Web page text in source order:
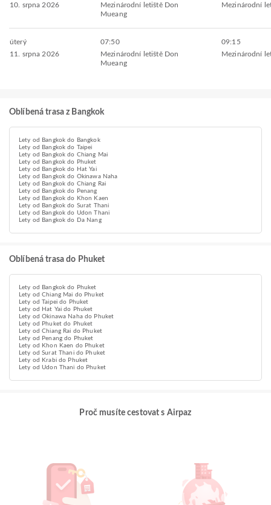
10. srpna 2026
Mezinárodní letiště Don
Mueang
Mezinárodní
úterý
11. srpna 2026
07:50
Mezinárodní letiště Don
Mueang
09:15
Mezinárodní
Oblíbená trasa z Bangkok
Lety od Bangkok do Bangkok
Lety od Bangkok do Taipei
Lety od Bangkok do Chiang Mai
Lety od Bangkok do Phuket
Lety od Bangkok do Hat Yai
Lety od Bangkok do Okinawa Naha
Lety od Bangkok do Chiang Rai
Lety od Bangkok do Penang
Lety od Bangkok do Khon Kaen
Lety od Bangkok do Surat Thani
Lety od Bangkok do Udon Thani
Lety od Bangkok do Da Nang
Oblíbená trasa do Phuket
Lety od Bangkok do Phuket
Lety od Chiang Mai do Phuket
Lety od Taipei do Phuket
Lety od Hat Yai do Phuket
Lety od Okinawa Naha do Phuket
Lety od Phuket do Phuket
Lety od Chiang Rai do Phuket
Lety od Penang do Phuket
Lety od Khon Kaen do Phuket
Lety od Surat Thani do Phuket
Lety od Krabi do Phuket
Lety od Udon Thani do Phuket
Proč musíte cestovat s Airpaz